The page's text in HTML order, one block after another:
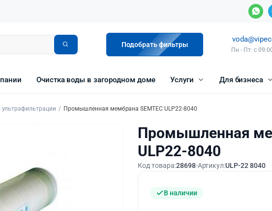
Подобрать фильтры
Пн - Пт: с
Очистка воды в загородном доме Услуги Для бизнеса
Промышленная мембрана SEMTEC ULP22-8040
Промышленная
ULP22-8040
Код товара:28698 Артикул:ULP-22 8040
В наличии